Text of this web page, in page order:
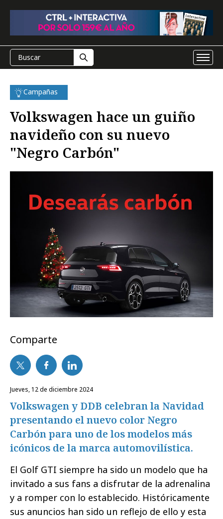
Campañas
Volkswagen hace un guiño
navideño con su nuevo
"Negro Carbón"
Comparte
jueves, 12 de diciembre 2024
Volkswagen y DDB celebran la Navidad
presentando el nuevo color Negro
Carbón para uno de los modelos más
icónicos de la marca automovilística.
El Golf GTI siempre ha sido un modelo que ha
invitado a sus fans a disfrutar de la adrenalina
y a romper con lo establecido. Históricamente
sus anuncios han sido un reflejo de ello y esta